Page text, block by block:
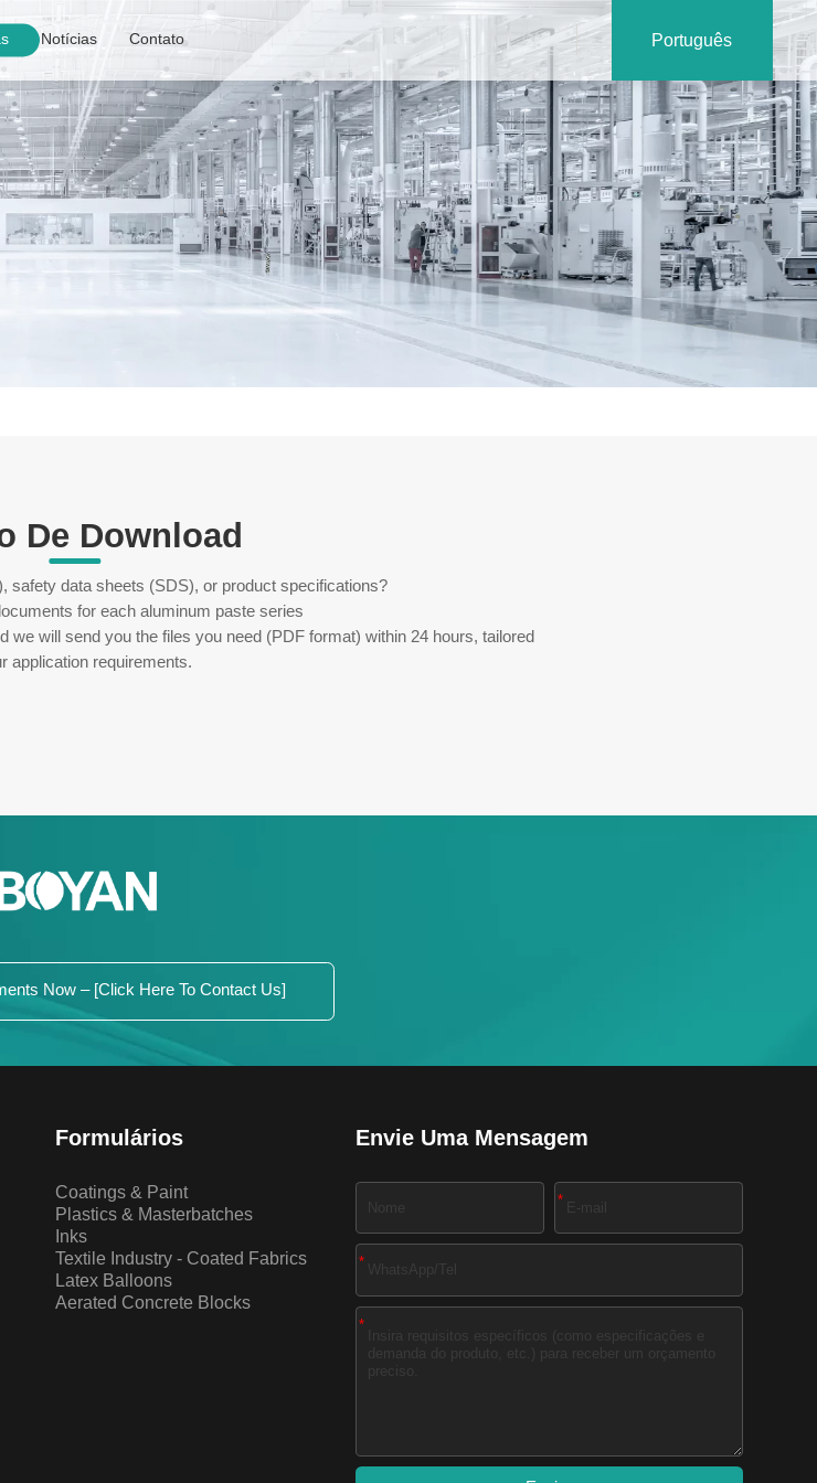
Notícias Contato Português
De Download
safety data sheets (SDS), or product specifications?
for each aluminum paste series
we will send you the files you need (PDF format) within 24 hours, tailored
application requirements.
Now – [Click Here To Contact Us]
Formulários
Coatings & Paint
Plastics & Masterbatches
Inks
Textile Industry - Coated Fabrics
Latex Balloons
Aerated Concrete Blocks
Envie Uma Mensagem
*
*
*